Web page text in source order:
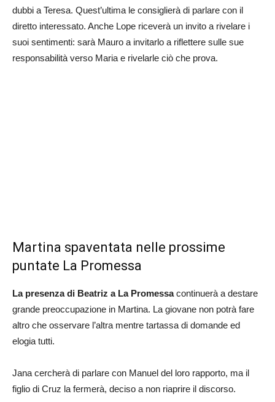
dubbi a Teresa. Quest’ultima le consiglierà di parlare con il
diretto interessato. Anche Lope riceverà un invito a rivelare i
suoi sentimenti: sarà Mauro a invitarlo a riflettere sulle sue
responsabilità verso Maria e rivelarle ciò che prova.
Martina spaventata nelle prossime
puntate La Promessa
La presenza di Beatriz a La Promessacontinuerà a destare
grande preoccupazione in Martina. La giovane non potrà fare
altro che osservare l’altra mentre tartassa di domande ed
elogia tutti.
Jana cercherà di parlare con Manuel del loro rapporto, ma il
figlio di Cruz la fermerà, deciso a non riaprire il discorso.